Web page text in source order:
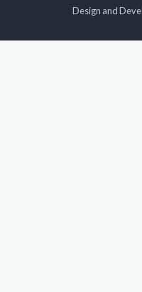
Design and